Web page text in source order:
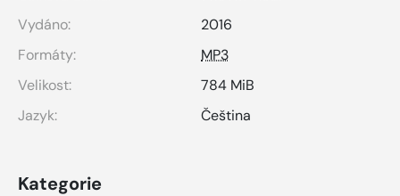
Vydáno:
2016
Formáty:
MP3
Velikost:
784 MiB
Jazyk:
Čeština
Kategorie